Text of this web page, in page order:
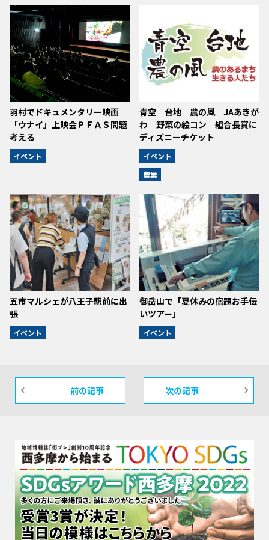
羽村でドキュメンタリー映画
「ウナイ」上映会ＰＦＡＳ問題
考える
イベント
青空 台地 農の風 JAあきが
わ 野菜の絵コン 組合長賞に
ディズニーチケット
イベント
農業
五市マルシェが八王子駅前に出
張
イベント
御岳山で「夏休みの宿題お手伝
いツアー」
イベント
前の記事 次の記事